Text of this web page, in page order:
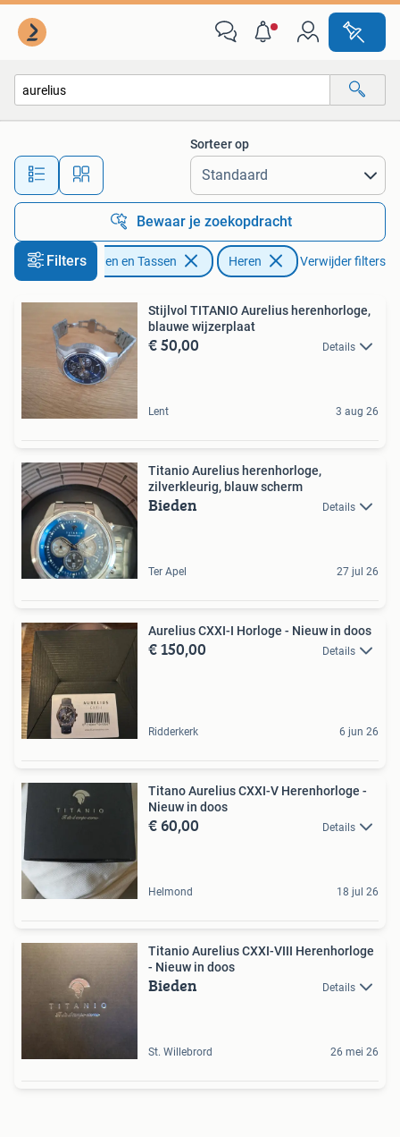
Alle afstanden…
Sorteer op
Bewaar je zoekopdracht
FiltersSieraden en Tassen Heren Verwijder filters
Stijlvol TITANIO Aurelius herenhorloge,
blauwe wijzerplaat
€ 50,00 Details
Lent 3 aug 26
Titanio Aurelius herenhorloge,
zilverkleurig, blauw scherm
Bieden Details
Ter Apel 27 jul 26
Aurelius CXXI-I Horloge - Nieuw in doos
€ 150,00 Details
Ridderkerk 6 jun 26
Titano Aurelius CXXI-V Herenhorloge -
Nieuw in doos
€ 60,00 Details
Helmond 18 jul 26
Titanio Aurelius CXXI-VIII Herenhorloge
- Nieuw in doos
Bieden Details
St. Willebrord 26 mei 26